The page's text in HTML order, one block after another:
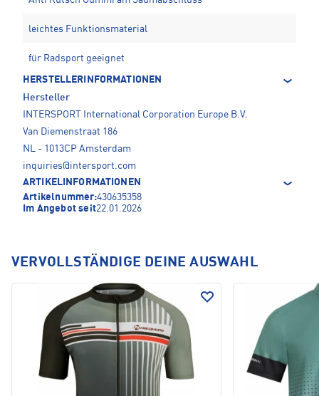
leichtes Funktionsmaterial
für Radsport geeignet
HERSTELLERINFORMATIONEN
Hersteller
INTERSPORT International Corporation Europe B.V.
Van Diemenstraat 186
NL - 1013CP Amsterdam
inquiries@intersport.com
ARTIKELINFORMATIONEN
Artikelnummer:430635358
Im Angebot seit22.01.2026
VERVOLLSTÄNDIGE DEINE AUSWAHL